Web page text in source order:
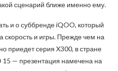
сценарий ближе именно ему.
и о суббренде iQOO, который
скорость и игры. Прежде чем на
приедет серия X300, в стране
— презентация намечена на